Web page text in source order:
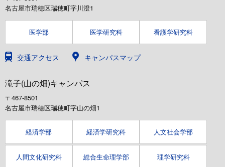
名古屋市瑞穂区瑞穂町字川澄1
医学部 医学研究科 看護学研究科
交通アクセス キャンパスマップ
滝子(山の畑)キャンパス
〒467-8501
名古屋市瑞穂区瑞穂町字山の畑1
経済学部 経済学研究科 人文社会学部
人間文化研究科 総合生命理学部 理学研究科